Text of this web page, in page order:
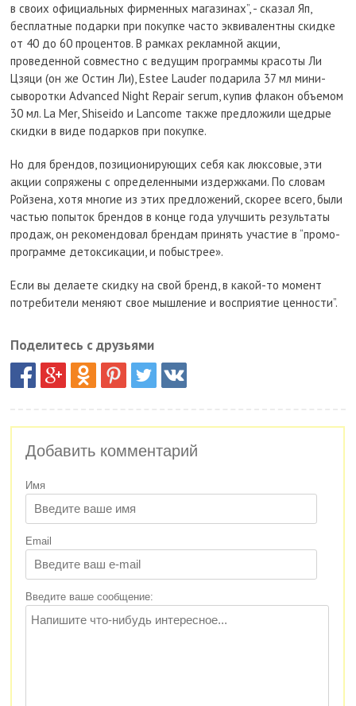
в своих официальных фирменных магазинах”, - сказал Яп,
бесплатные подарки при покупке часто эквивалентны скидке
от 40 до 60 процентов. В рамках рекламной акции,
проведенной совместно с ведущим программы красоты Ли
Цзяци (он же Остин Ли), Estee Lauder подарила 37 мл мини-
сыворотки Advanced Night Repair serum, купив флакон объемом
30 мл. La Mer, Shiseido и Lancome также предложили щедрые
скидки в виде подарков при покупке.
Но для брендов, позиционирующих себя как люксовые, эти
акции сопряжены с определенными издержками. По словам
Ройзена, хотя многие из этих предложений, скорее всего, были
частью попыток брендов в конце года улучшить результаты
продаж, он рекомендовал брендам принять участие в “промо-
программе детоксикации, и побыстрее».
Если вы делаете скидку на свой бренд, в какой-то момент
потребители меняют свое мышление и восприятие ценности”.
Поделитесь с друзьями
Добавить комментарий
Имя
Email
Введите ваше сообщение: